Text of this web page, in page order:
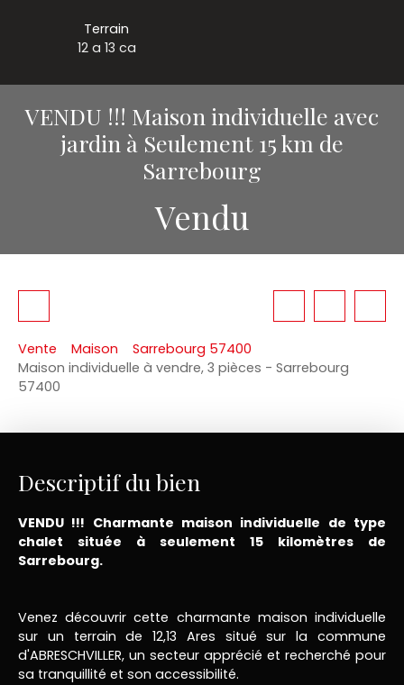
Terrain
12 a 13 ca
VENDU !!! Maison individuelle avec
jardin à Seulement 15 km de
Sarrebourg
Vendu
Vente Maison
Sarrebourg 57400
Maison individuelle à vendre, 3 pièces - Sarrebourg
57400
Descriptif du bien
VENDU !!! Charmante maison individuelle de type
chalet située à seulement 15 kilomètres de
Sarrebourg.
Venez découvrir cette charmante maison individuelle
sur un terrain de 12,13 Ares situé sur la commune
d'ABRESCHVILLER, un secteur apprécié et recherché pour
sa tranquillité et son accessibilité.